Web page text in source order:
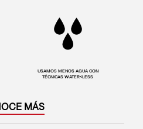
USAMOS MENOS AGUA CON
TÉCNICAS WATER<LESS
MÁS